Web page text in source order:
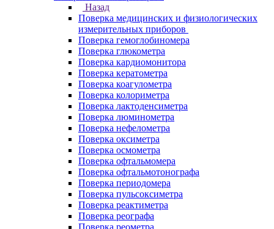
Назад
Поверка медицинских и физиологических
измерительных приборов
Поверка гемоглобиномера
Поверка глюкометра
Поверка кардиомонитора
Поверка кератометра
Поверка коагулометра
Поверка колориметра
Поверка лактоденсиметра
Поверка люминометра
Поверка нефелометра
Поверка оксиметра
Поверка осмометра
Поверка офтальмомера
Поверка офтальмотонографа
Поверка периодомера
Поверка пульсоксиметра
Поверка реактиметра
Поверка реографа
Поверка реометра